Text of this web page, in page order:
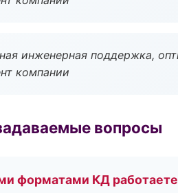
инженерная поддержка,
компании
вопросы
форматами КД